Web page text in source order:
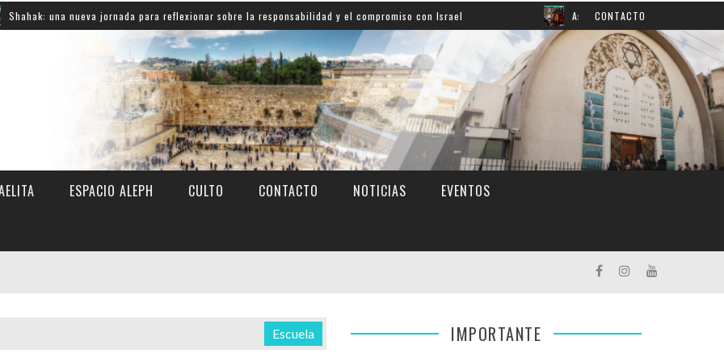
nueva jornada para reflexionar sobre la responsabilidad y el compromiso con Israel Así aprendemos inglés: mirá el grato
CONTACTO
ESPACIO ALEPH CULTO CONTACTO NOTICIAS EVENTOS
Escuela IMPORTANTE